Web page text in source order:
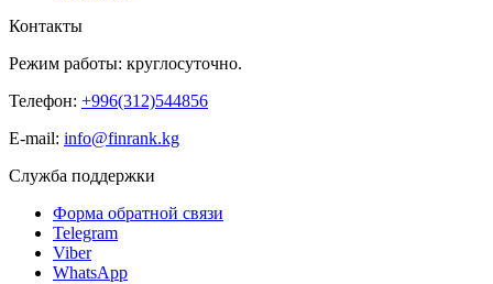
Контакты
Режим работы: круглосуточно.
Телефон: +996(312)544856
E-mail: info@finrank.kg
Служба поддержки
Форма обратной связи
Telegram
Viber
WhatsApp